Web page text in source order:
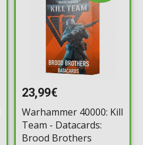
23,99€
Warhammer 40000: Kill
Team - Datacards:
Brood Brothers